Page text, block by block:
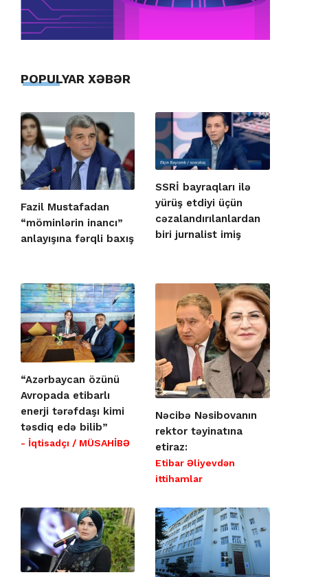
POPULYAR XƏBƏR
Fazil Mustafadan
“möminlərin inancı”
anlayışına fərqli baxış
SSRİ bayraqları ilə
yürüş etdiyi üçün
cəzalandırılanlardan
biri jurnalist imiş
“Azərbaycan özünü
Avropada etibarlı
enerji tərəfdaşı kimi
təsdiq edə bilib”
- İqtisadçı / MÜSAHİBƏ
Nəcibə Nəsibovanın
rektor təyinatına
etiraz:
Etibar Əliyevdən
ittihamlar